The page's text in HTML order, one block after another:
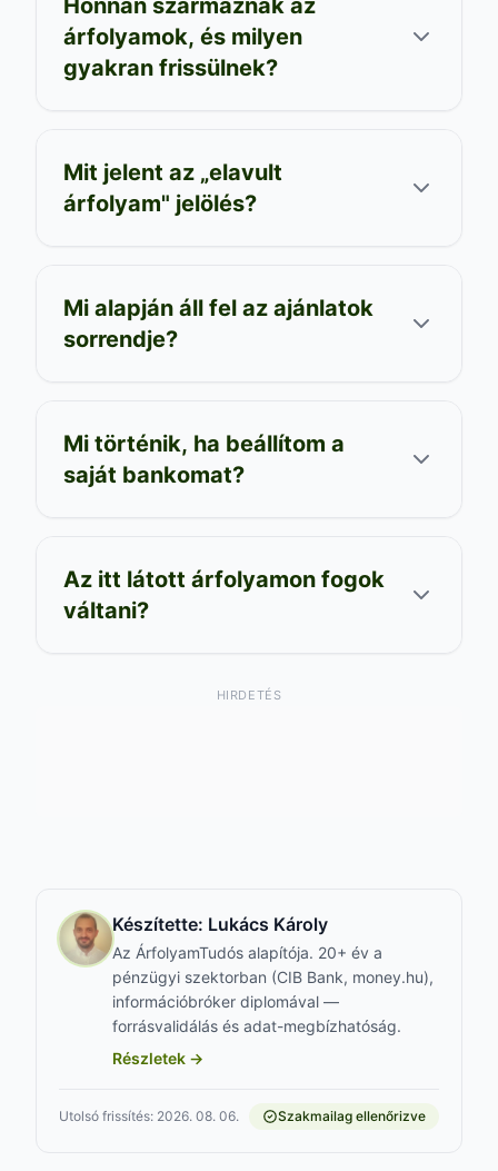
árfolyamok, és milyen
gyakran frissülnek?
Mit jelent az „elavult
árfolyam" jelölés?
Mi alapján áll fel az ajánlatok
sorrendje?
Mi történik, ha beállítom a
saját bankomat?
Az itt látott árfolyamon fogok
váltani?
HIRDETÉS
Készítette: Lukács Károly
Az ÁrfolyamTudós alapítója. 20+ év a
pénzügyi szektorban (CIB Bank, money.hu),
információbróker diplomával —
forrásvalidálás és adat-megbízhatóság.
Részletek →
Utolsó frissítés: 2026. 08. 06. Szakmailag ellenőrizve